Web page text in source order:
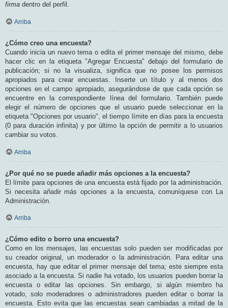
firma dentro del perfil.
Arriba
¿Cómo creo una encuesta?
Cuando inicia un nuevo tema o edita el primer mensaje del mismo, debe
hacer clic en la etiqueta "Agregar Encuesta" debajo del formulario de
publicación; si no la visualiza, significa que no posee los permisos
apropiados para crear encuestas. Inserte un título y al menos dos
opciones en el campo apropiado, asegurándose de que cada opción se
encuentre en la correspondiente línea del formulario. También puede
elegir el número de opciones que el usuario puede seleccionar en la
etiqueta "Opciones por usuario", el tiempo límite en días para la encuesta
(0 para duración infinita) y por último la opción de permitir a lo usuarios
cambiar su votos.
Arriba
¿Por qué no se puede añadir más opciones a la encuesta?
El límite para opciones de una encuesta está fijado por la administración.
Si necesita añadir más opciones a la encuesta, comuníquese con La
Administración.
Arriba
¿Cómo edito o borro una encuesta?
Como en los mensajes, las encuestas solo pueden ser modificadas por
su creador original, un moderador o la administración. Para editar una
encuesta, hay que editar el primer mensaje del tema; este siempre esta
asociado a la encuesta. Si nadie ha votado, los usuarios pueden borrar la
encuesta o editar las opciones. Sin embargo, si algún miembro ha
votado, solo moderadores o administradores pueden editar o borrar la
encuesta. Esto evita que las encuestas sean cambiadas a mitad de la